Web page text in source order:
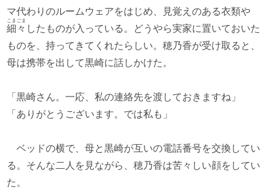
マ代わりのルームウェアをはじめ、見覚えのある衣類や
細々
こまごま
したものが入っている。どうやら実家に置いておいた
ものを、持ってきてくれたらしい。穂乃香が受け取ると、
母は携帯を出して黒崎に話しかけた。
「黒崎さん。一応、私の連絡先を渡しておきますね」
「ありがとうございます。では私も」
ベッドの横で、母と黒崎が互いの電話番号を交換してい
る。そんな二人を見ながら、穂乃香は苦々しい顔をしてい
た。